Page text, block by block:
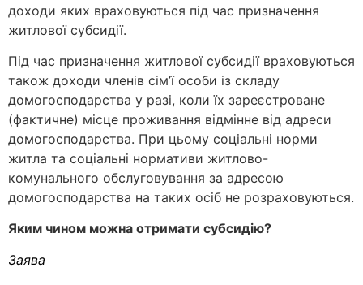
доходи яких враховуються під час призначення
житлової субсидії.
Під час призначення житлової субсидії враховуються
також доходи членів сім’ї особи із складу
домогосподарства у разі, коли їх зареєстроване
(фактичне) місце проживання відмінне від адреси
домогосподарства. При цьому соціальні норми
житла та соціальні нормативи житлово-
комунального обслуговування за адресою
домогосподарства на таких осіб не розраховуються.
Яким чином можна отримати субсидію?
Заява